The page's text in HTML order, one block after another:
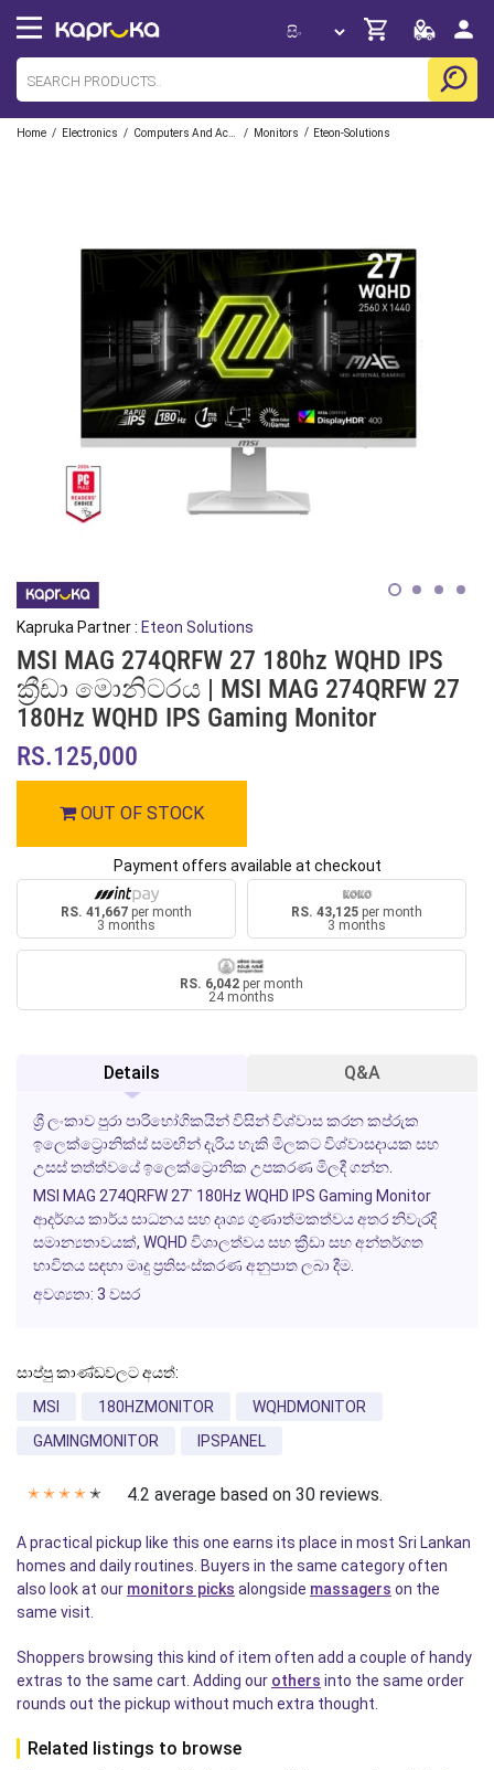
Home / Electronics / / Monitors / Eteon-Solutions
Kapruka Partner : Eteon Solutions
MSI MAG 274QRFW 27 180hz WQHD IPS
ක්‍රීඩා මොනිටරය | MSI MAG 274QRFW 27
180Hz WQHD IPS Gaming Monitor
RS.125,000
OUT OF STOCK
Payment offers available at checkout
RS. 41,667 per month
3 months
RS. 43,125 per month
3 months
RS. 6,042 per month
24 months
Details Q&A
ශ්‍රී ලංකාව පුරා පාරිභෝගිකයින් විසින් විශ්වාස කරන කප්රුක
ඉලෙක්ට්‍රොනික්ස් සමඟින් දැරිය හැකි මිලකට විශ්වාසදායක සහ
උසස් තත්ත්වයේ ඉලෙක්ට්‍රොනික උපකරණ මිලදී ගන්න.
MSI MAG 274QRFW 27` 180Hz WQHD IPS Gaming Monitor
ආදර්ශයකාර්ය සාධනය සහ දෘශ්‍ය ගුණාත්මකත්වය අතර නිවැරදි
සමාන්‍යතාවයක්, WQHD විශාලත්වය සහ ක්‍රීඩා සහ අන්තර්ගත
භාවිතය සඳහා මෘදු ප්‍රතිසංස්කරණ අනුපාත ලබා දීම.
අවශ්‍යතා: 3 වසර
සාප්පු කාණ්ඩවලට අයත්:
MSI
180HZMONITOR
WQHDMONITOR
GAMINGMONITOR
IPSPANEL
✭ ✭ ✭ ✭ ✭ 4.2 average based on 30 reviews.
A practical pickup like this one earns its place in most Sri Lankan
homes and daily routines. Buyers in the same category often
also look at our monitors picks alongside massagers on the
same visit.
Shoppers browsing this kind of item often add a couple of handy
extras to the same cart. Adding our others into the same order
rounds out the pickup without much extra thought.
Related listings to browse